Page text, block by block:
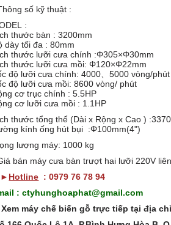
b
o
ạ
t
đ
ộ
n
g
)
số kỹ thuật :
:
thước bàn : 3200mm
dày tối đa : 80mm
thước lưỡi cưa chính :Φ305×Φ30mm
thước lưỡi cưa mồi: Φ120×Φ22mm
độ lưỡi cưa chính: 4000、5000 vòng/phút
độ lưỡi cưa mồi: 8600 vòng/ phút
cơ trục chính : 5.5HP
cơ lưỡi cưa mồi : 1.1HP
thước tổng thể (Dài x Rộng x Cao )
kính ống hút bụi :Φ100mm(4")
lượng máy: 1000 kg
bán máy cưa bàn trượt hai lưỡi 220V
Hotline : 0979 76 78 94
: ctyhunghoaphat@gmail.com
Xem máy chế biến gỗ trực tiếp tại địa